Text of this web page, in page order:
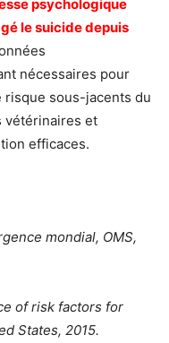
psychologique
le suicide depuis
nécessaires pour
risque sous-jacents du
vétérinaires et
efficaces.
mondial, OMS,
of risk factors for
States, 2015.